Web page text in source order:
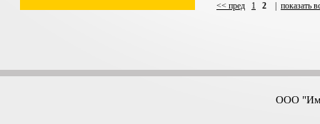
<< пред 1 2 показать
ООО